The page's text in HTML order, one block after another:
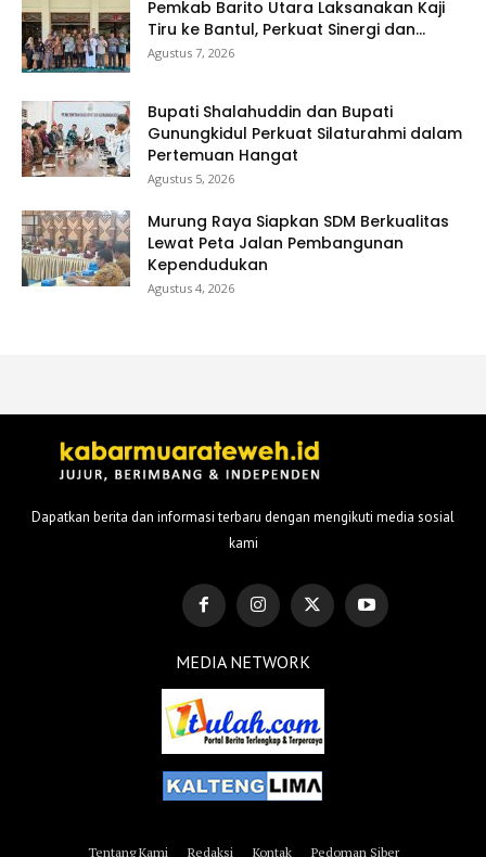
Pemkab Barito Utara Laksanakan Kaji
Tiru ke Bantul, Perkuat Sinergi dan...
Agustus 7, 2026
Bupati Shalahuddin dan Bupati
Gunungkidul Perkuat Silaturahmi dalam
Pertemuan Hangat
Agustus 5, 2026
Murung Raya Siapkan SDM Berkualitas
Lewat Peta Jalan Pembangunan
Kependudukan
Agustus 4, 2026
Dapatkan berita dan informasi terbaru dengan mengikuti media sosial
kami
MEDIA NETWORK
Tentang Kami Redaksi Kontak Pedoman Siber